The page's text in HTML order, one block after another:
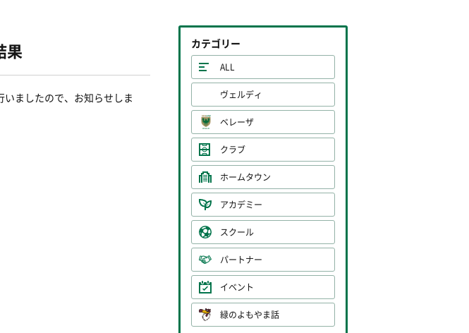
果
ましたので、お知らせしま
カテゴリー
ALL
ヴェルディ
ベレーザ
クラブ
ホームタウン
アカデミー
スクール
パートナー
イベント
緑のよもやま話